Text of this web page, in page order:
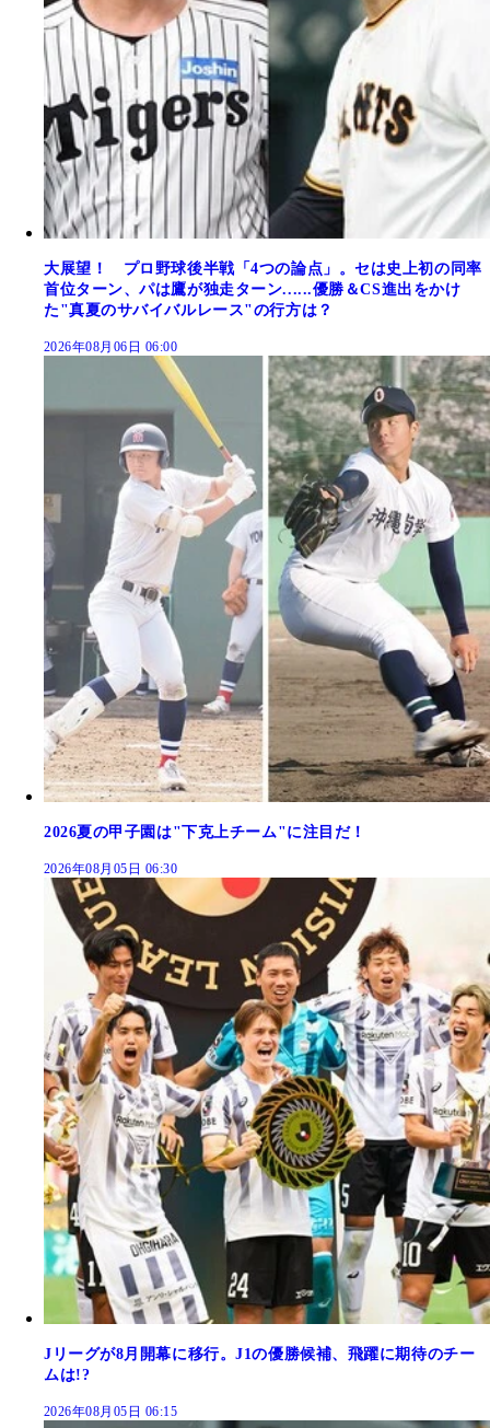
大展望！ プロ野球後半戦「4つの論点」。セは史上初の同率
首位ターン、パは鷹が独走ターン......優勝＆CS進出をかけ
た"真夏のサバイバルレース"の行方は？
2026年08月06日 06:00
2026夏の甲子園は"下克上チーム"に注目だ！
2026年08月05日 06:30
Jリーグが8月開幕に移行。J1の優勝候補、飛躍に期待のチー
ムは!?
2026年08月05日 06:15